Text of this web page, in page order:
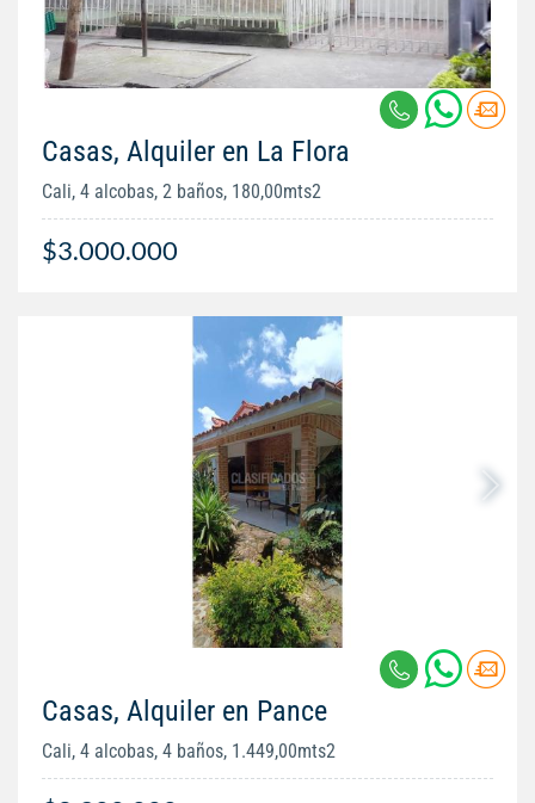
Casas, Alquiler en La Flora
Cali, 4 alcobas, 2 baños, 180,00mts2
$3.000.000
Casas, Alquiler en Pance
Cali, 4 alcobas, 4 baños, 1.449,00mts2